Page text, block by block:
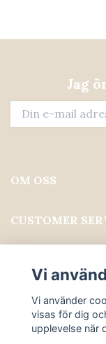
Jag
OM OSS
CUSTOMER
Sociala medier
Vi
Vi använder
visas för dig
upplevelse när